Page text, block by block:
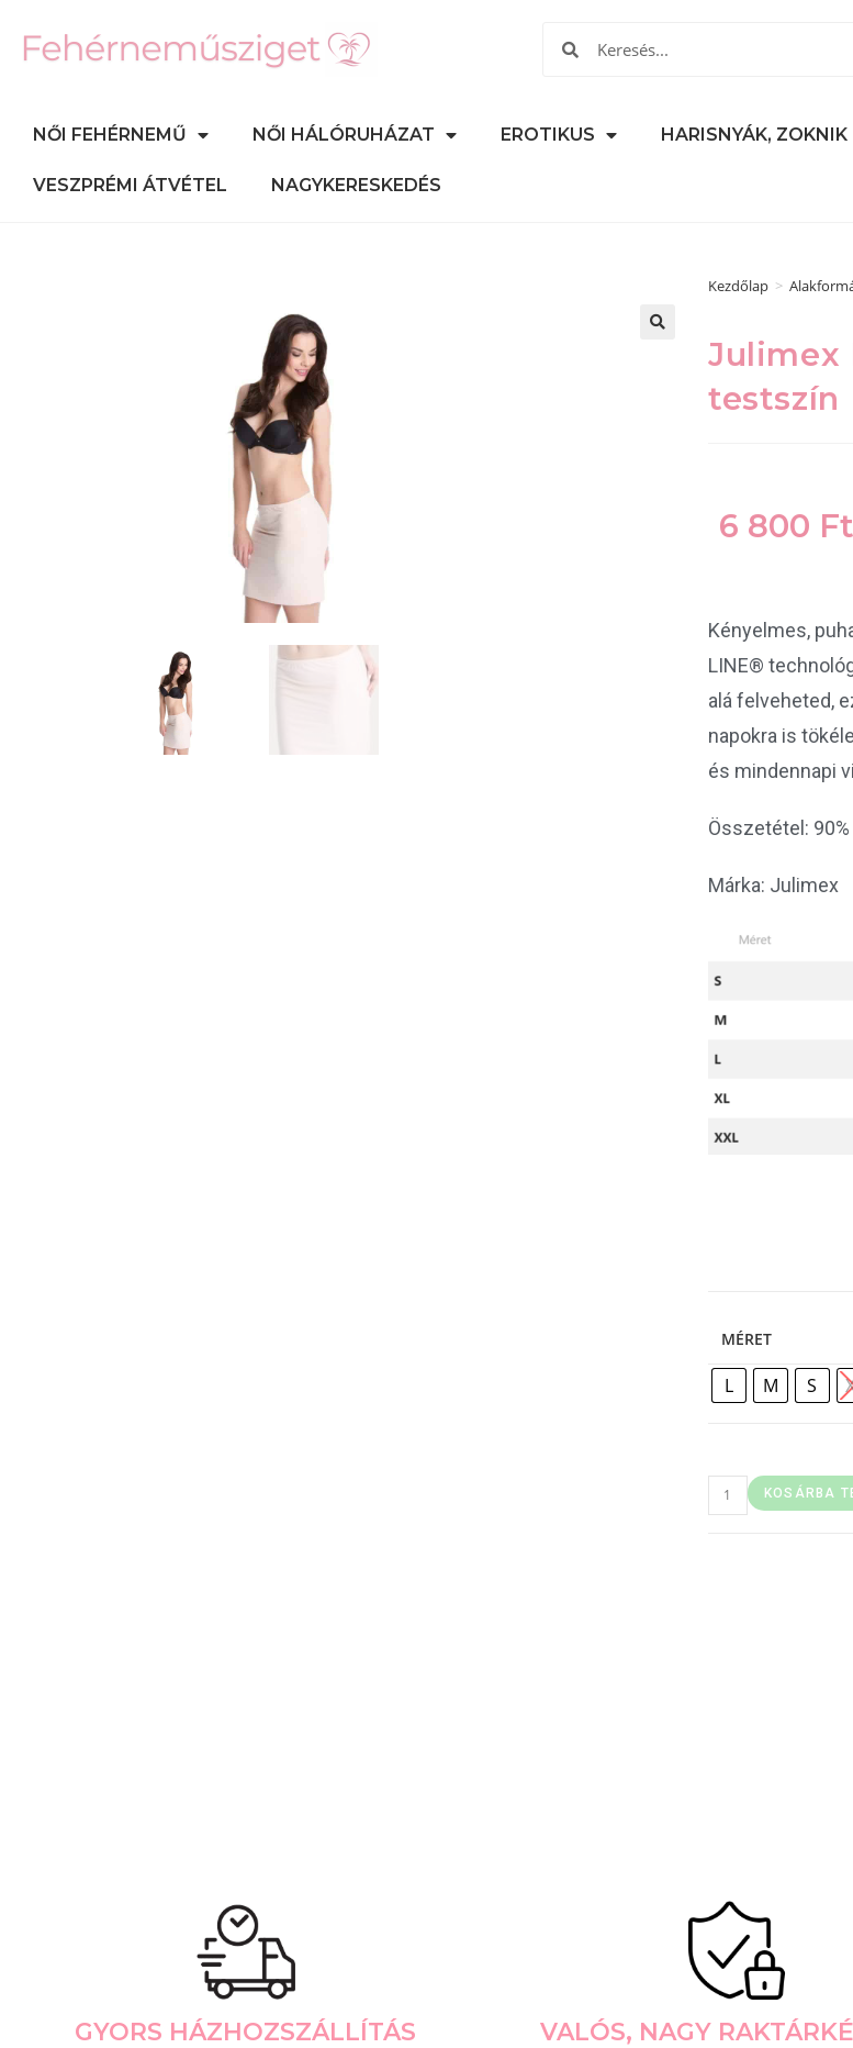
NŐI FEHÉRNEMŰ NŐI HÁLÓRUHÁZAT EROTIKUS HARISNYÁK, ZOKNIK
VESZPRÉMI ÁTVÉTEL NAGYKERESKEDÉS
Kezdőlap >
Julimex
testszín
6 800 Ft
Kényelmes,
LINE®
alá felveheted,
napokra is
és mindennapi
Összetétel: 90%
Márka: Julimex
MÉRET
L M S
KOSÁRBA
GYORS HÁZHOZSZÁLLÍTÁS VALÓS, NAGY